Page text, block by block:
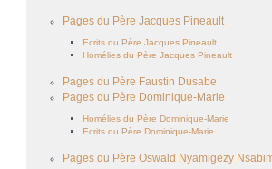
Pages du Père Jacques Pineault
Ecrits du Père Jacques Pineault
Homélies du Père Jacques Pineault
Pages du Père Faustin Dusabe
Pages du Père Dominique-Marie
Homélies du Père Dominique-Marie
Ecrits du Père Dominique-Marie
Pages du Père Oswald Nyamigezy